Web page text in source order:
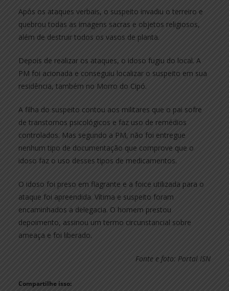
Após os ataques verbais, o suspeito invadiu o terreiro e
quebrou todas as imagens sacras e objetos religiosos,
além de destruir todos os vasos de planta.
Depois de realizar os ataques, o idoso fugiu do local. A
PM foi acionada e conseguiu localizar o suspeito em sua
residência, também no Morro do Cipó.
A filha do suspeito contou aos militares que o pai sofre
de transtornos psicológicos e faz uso de remédios
controlados. Mas segundo a PM, não foi entregue
nenhum tipo de documentação que comprove que o
idoso faz o uso desses tipos de medicamentos.
O idoso foi preso em flagrante e a foice utilizada para o
ataque foi apreendida. Vítima e suspeito foram
encaminhados a delegacia. O homem prestou
depoimento, assinou um termo circunstancial sobre
ameaça e foi liberado.
Fonte e foto: Portal ISN
Compartilhe isso: